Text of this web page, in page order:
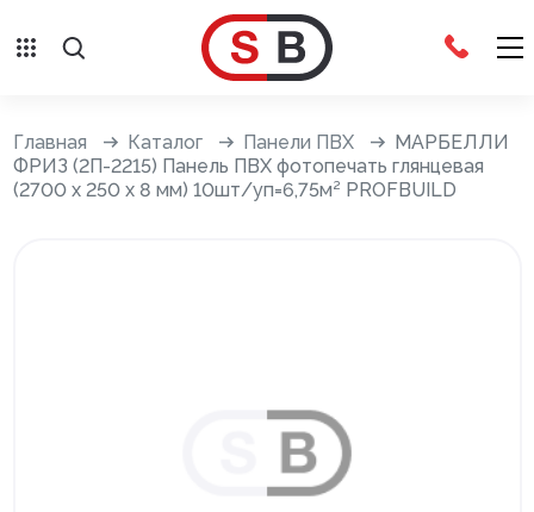
Сайдинг с фурнитурой
Главная Каталог Панели ПВХ
МАРБЕЛЛИ
ФРИЗ (2П-2215) Панель ПВХ фотопечать глянцевая
(2700 х 250 х 8 мм) 10шт/уп=6,75м² PROFBUILD